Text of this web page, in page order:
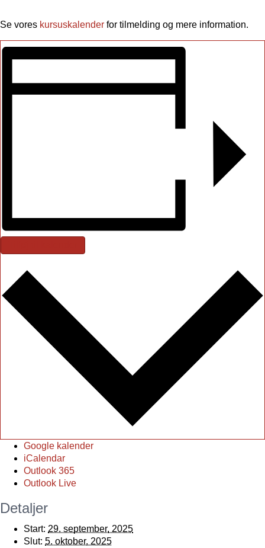
Se vores kursuskalender for tilmelding og mere information.
Google kalender
iCalendar
Outlook 365
Outlook Live
Detaljer
Start: 29. september, 2025
Slut: 5. oktober, 2025